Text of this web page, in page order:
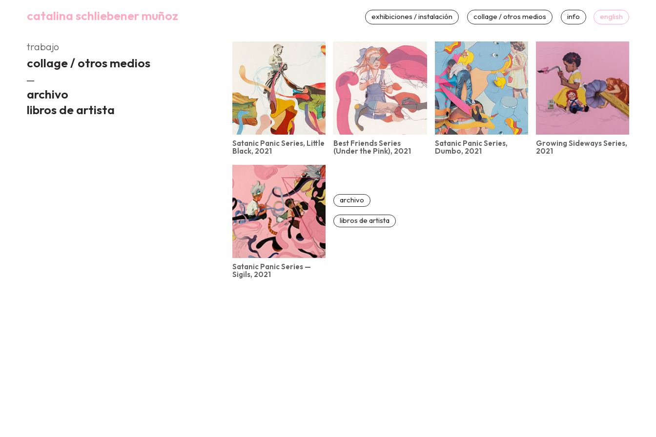
catalina schliebener muñoz english
exhibiciones / instalación collage / otros medios info
trabajo
collage / otros medios
archivo
libros de artista
Satanic Panic Series, Little
Black, 2021
Best Friends Series
(Under the Pink), 2021
Satanic Panic Series,
Dumbo, 2021
Growing Sideways Series,
2021
Satanic Panic Series —
Sigils, 2021
archivo
libros de artista